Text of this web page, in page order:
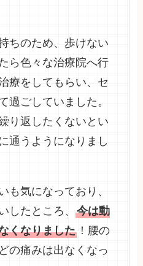
ちのため、歩けない
ら色々な治療院へ行
療をしてもらい、セ
過ごしていました。
り返したくないとい
通うようになりまし
も気になっており、
したところ、今は動
くなりました ！腰の
の痛みは出なくなっ